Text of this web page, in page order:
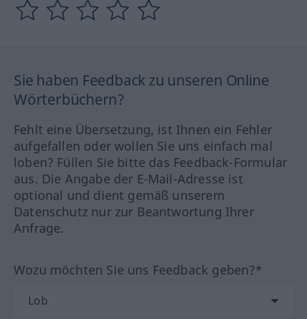
Sie haben Feedback zu unseren Online
Wörterbüchern?
Fehlt eine Übersetzung, ist Ihnen ein Fehler
aufgefallen oder wollen Sie uns einfach mal
loben? Füllen Sie bitte das Feedback-Formular
aus. Die Angabe der E-Mail-Adresse ist
optional und dient gemäß unserem
Datenschutz nur zur Beantwortung Ihrer
Anfrage.
Wozu möchten Sie uns Feedback geben?*